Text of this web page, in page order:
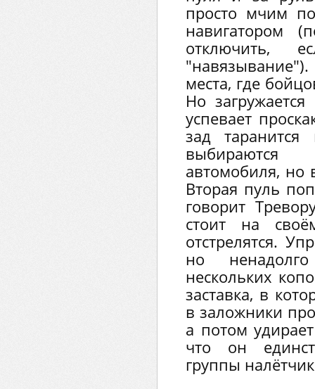
просто мчим
навигатором
отключить,
места, где
Но
успевает
зад таранится
автомобиля, но
Вторая пуль
говорит
стоит на
отстрелятся.
но
нескольких
заставка, в
в заложники
а потом
что он
группы